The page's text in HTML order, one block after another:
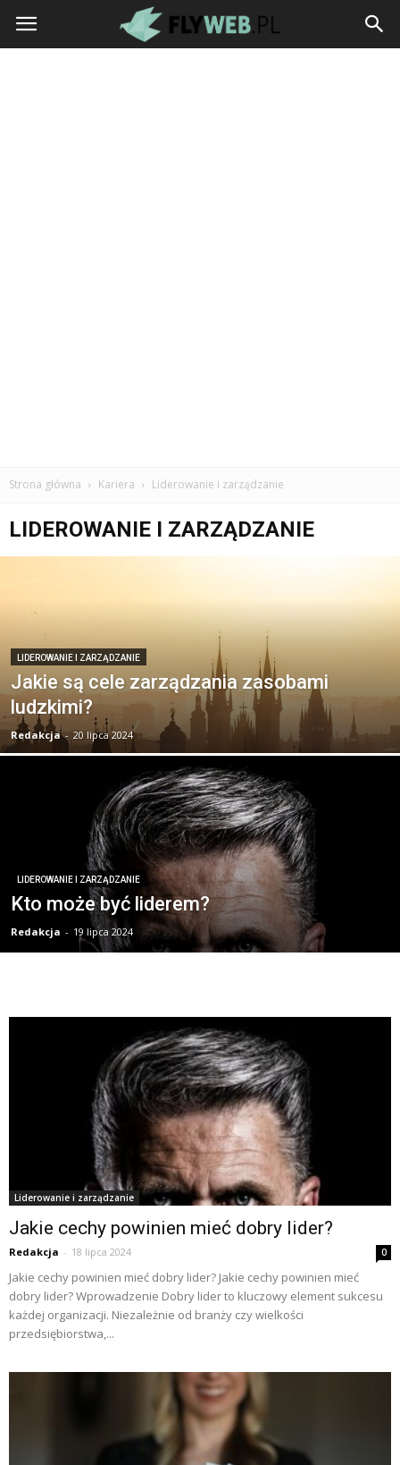
flyweb.pl
Strona główna Kariera Liderowanie i zarządzanie
LIDEROWANIE I ZARZĄDZANIE
LIDEROWANIE I ZARZĄDZANIE
Jakie są cele zarządzania zasobami
ludzkimi?
Redakcja - 20 lipca 2024
LIDEROWANIE I ZARZĄDZANIE
Kto może być liderem?
Redakcja - 19 lipca 2024
Liderowanie i zarządzanie
Jakie cechy powinien mieć dobry lider?
Redakcja - 18 lipca 2024 0
Jakie cechy powinien mieć dobry lider? Jakie cechy powinien mieć
dobry lider? Wprowadzenie Dobry lider to kluczowy element sukcesu
każdej organizacji. Niezależnie od branży czy wielkości
przedsiębiorstwa,...